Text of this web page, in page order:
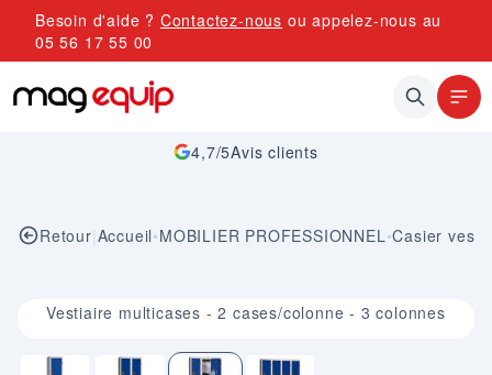
Allez au contenu
Besoin d'aide ? Contactez-nous ou appelez-nous au
05 56 17 55 00
4,7/5Avis clients
Retour|Accueil•MOBILIER PROFESSIONNEL•Casier
Image 3 sur 4
Vestiaire multicases - 2 cases/colonne - 3 colonnes